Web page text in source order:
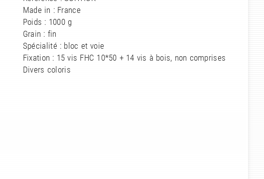
Made in : France
Poids : 1000 g
Grain : fin
Spécialité : bloc et voie
Fixation : 15 vis FHC 10*50 + 14 vis à bois, non comprises
Divers coloris